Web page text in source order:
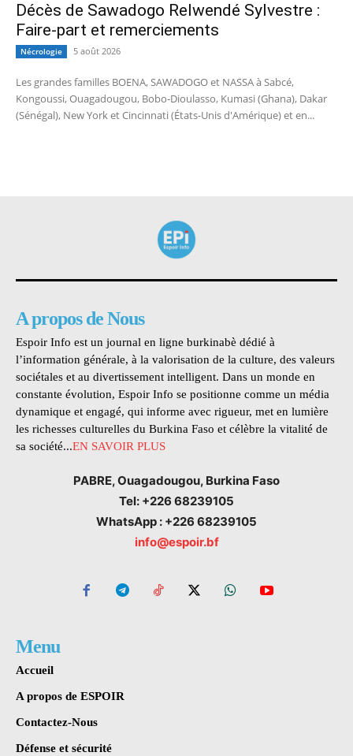
Décès de Sawadogo Relwendé Sylvestre :
Faire-part et remerciements
Nécrologie 5 août 2026
Les grandes familles BOENA, SAWADOGO et NASSA à Sabcé,
Kongoussi, Ouagadougou, Bobo-Dioulasso, Kumasi (Ghana), Dakar
(Sénégal), New York et Cincinnati (États-Unis d'Amérique) et en...
A propos de Nous
Espoir Info est un journal en ligne burkinabè dédié à
l’information générale, à la valorisation de la culture, des valeurs
sociétales et au divertissement intelligent. Dans un monde en
constante évolution, Espoir Info se positionne comme un média
dynamique et engagé, qui informe avec rigueur, met en lumière
les richesses culturelles du Burkina Faso et célèbre la vitalité de
sa société...EN SAVOIR PLUS
PABRE, Ouagadougou, Burkina Faso
Tel: +226 68239105
WhatsApp : +226 68239105
info@espoir.bf
Menu
Accueil
A propos de ESPOIR
Contactez-Nous
Défense et sécurité